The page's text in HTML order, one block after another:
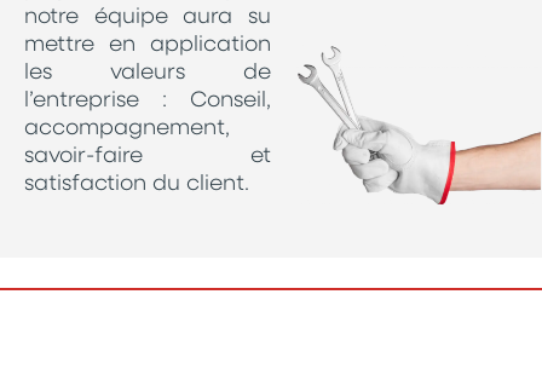
notre équipe aura su
mettre en application
les valeurs de
l’entreprise : Conseil,
accompagnement,
savoir-faire et
satisfaction du client.